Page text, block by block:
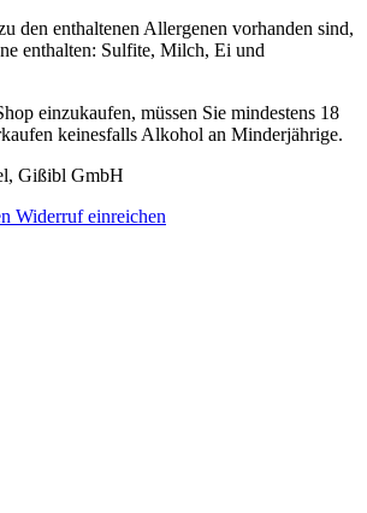
den enthaltenen Allergenen vorhanden sind,
enthalten: Sulfite, Milch, Ei und
einzukaufen, müssen Sie mindestens 18
keinesfalls Alkohol an Minderjährige.
Gißibl GmbH
Widerruf einreichen